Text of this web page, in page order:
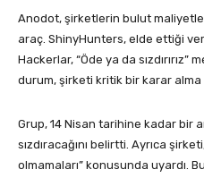
Anodot, şirketlerin bulut
araç. ShinyHunters, elde ettiği
Hackerlar, “Öde ya da sızdırırız”
durum, şirketi kritik bir karar
Grup, 14 Nisan tarihine kadar bir
sızdıracağını belirtti. Ayrıca
olmamaları” konusunda uyardı.